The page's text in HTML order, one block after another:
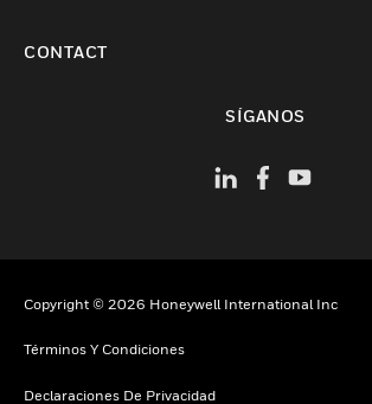
CONTACT
SÍGANOS
Copyright © 2026 Honeywell International Inc
Términos Y Condiciones
Declaraciones De Privacidad